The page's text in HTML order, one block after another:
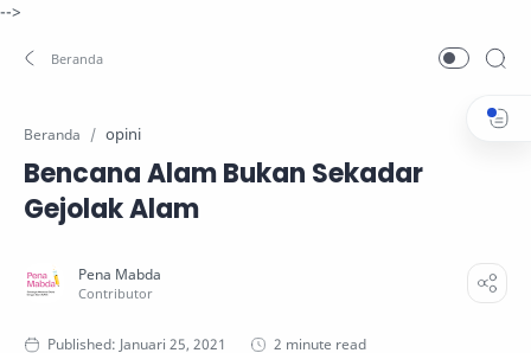
-->
Beranda opini
Bencana Alam Bukan Sekadar
Gejolak Alam
2 minute read